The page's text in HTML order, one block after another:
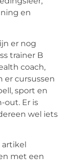
en
er nog
trainer B
coach,
er cursussen
sport en
out. Er is
wel iets
met een